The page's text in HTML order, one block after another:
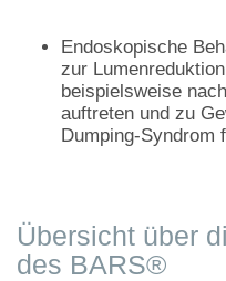
Endoskopische
zur
beispielsweise
auftreten und zu
Dumping-Syndrom
Übersicht über
des BARS®